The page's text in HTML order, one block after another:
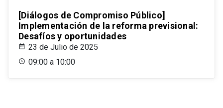
[Diálogos de Compromiso Público]
Implementación de la reforma previsional:
Desafíos y oportunidades
23 de Julio de 2025
09:00 a 10:00